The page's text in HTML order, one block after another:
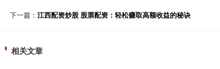
下一篇： 江西配资炒股 股票配资：轻松赚取高额收益的秘诀
相关文章